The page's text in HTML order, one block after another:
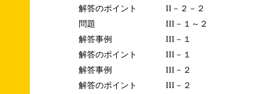
解答のポイント
II－２－２
問題
III－１～２
解答事例
III－１
解答のポイント
III－１
解答事例
III－２
解答のポイント
III－２